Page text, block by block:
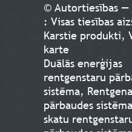
© Autortiesības —
: Visas tiesības
Karstie produkti,
karte
Duālās enerģijas
rentgenstaru
sistēma,
pārbaudes
skatu